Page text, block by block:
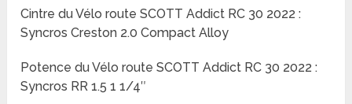
Cintre du Vélo route SCOTT Addict RC 30 2022 :
Syncros Creston 2.0 Compact Alloy
Potence du Vélo route SCOTT Addict RC 30 2022 :
Syncros RR 1.5 1 1/4″